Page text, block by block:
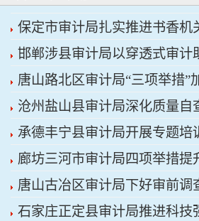
保定市审计局扎实推进书香机
邯郸涉县审计局以穿透式审计
增效
唐山路北区审计局“三项举措”
审计工作科学规范
沧州盐山县审计局深化质量自
质量发展
承德丰宁县审计局开展专题培训
廊坊三河市审计局四项举措提
唐山古冶区审计局下好审前调
升项目质效
石家庄正定县审计局推进科技